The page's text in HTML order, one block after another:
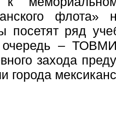
посетят ряд
очередь –
захода
города